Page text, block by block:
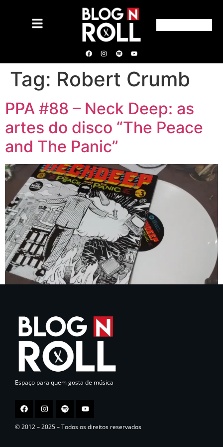
Tag: Robert Crumb
PPA #88 – Neck Deep: as
artes do disco “The Peace
and The Panic”
Espaço para quem gosta de música
© 2012 – 2025 – Todos os direitos reservados